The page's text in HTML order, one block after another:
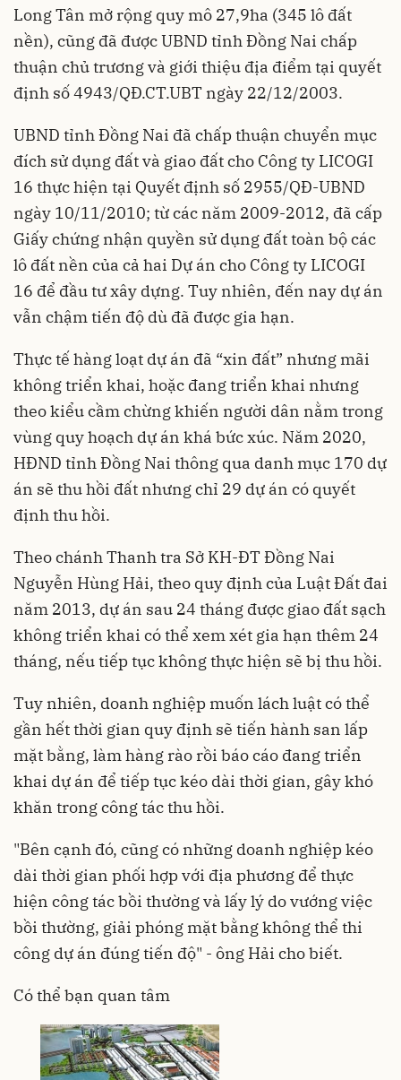
Long Tân mở rộng quy mô 27,9ha (345 lô đất
nền), cũng đã được UBND tỉnh Đồng Nai chấp
thuận chủ trương và giới thiệu địa điểm tại quyết
định số 4943/QĐ.CT.UBT ngày 22/12/2003.
UBND tỉnh Đồng Nai đã chấp thuận chuyển mục
đích sử dụng đất và giao đất cho Công ty LICOGI
16 thực hiện tại Quyết định số 2955/QĐ-UBND
ngày 10/11/2010; từ các năm 2009-2012, đã cấp
Giấy chứng nhận quyền sử dụng đất toàn bộ các
lô đất nền của cả hai Dự án cho Công ty LICOGI
16 để đầu tư xây dựng. Tuy nhiên, đến nay dự án
vẫn chậm tiến độ dù đã được gia hạn.
Thực tế hàng loạt dự án đã “xin đất” nhưng mãi
không triển khai, hoặc đang triển khai nhưng
theo kiểu cầm chừng khiến người dân nằm trong
vùng quy hoạch dự án khá bức xúc. Năm 2020,
HĐND tỉnh Đồng Nai thông qua danh mục 170 dự
án sẽ thu hồi đất nhưng chỉ 29 dự án có quyết
định thu hồi.
Theo chánh Thanh tra Sở KH-ĐT Đồng Nai
Nguyễn Hùng Hải, theo quy định của Luật Đất đai
năm 2013, dự án sau 24 tháng được giao đất sạch
không triển khai có thể xem xét gia hạn thêm 24
tháng, nếu tiếp tục không thực hiện sẽ bị thu hồi.
Tuy nhiên, doanh nghiệp muốn lách luật có thể
gần hết thời gian quy định sẽ tiến hành san lấp
mặt bằng, làm hàng rào rồi báo cáo đang triển
khai dự án để tiếp tục kéo dài thời gian, gây khó
khăn trong công tác thu hồi.
"Bên cạnh đó, cũng có những doanh nghiệp kéo
dài thời gian phối hợp với địa phương để thực
hiện công tác bồi thường và lấy lý do vướng việc
bồi thường, giải phóng mặt bằng không thể thi
công dự án đúng tiến độ" - ông Hải cho biết.
Có thể bạn quan tâm